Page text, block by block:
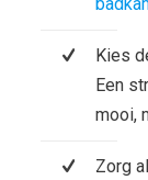
Kies
Een
mooi,
Zorg